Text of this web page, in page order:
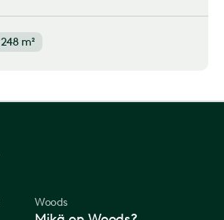
248 m²
Woods